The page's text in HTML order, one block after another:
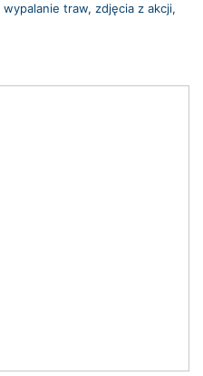
wypalanie traw, zdjęcia z akcji,